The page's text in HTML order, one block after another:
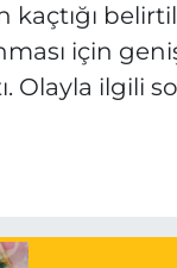
kaçtığı
için
Olayla ilgili